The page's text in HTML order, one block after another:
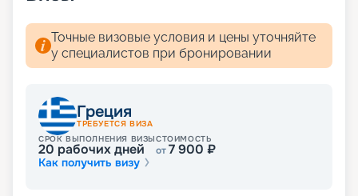
Точные визовые условия и цены уточняйте
у специалистов при бронировании
Греция
ТРЕБУЕТСЯ ВИЗА
СРОК ВЫПОЛНЕНИЯ ВИЗЫ
20 рабочих дней
СТОИМОСТЬ
от7 900 ₽
Как получить визу